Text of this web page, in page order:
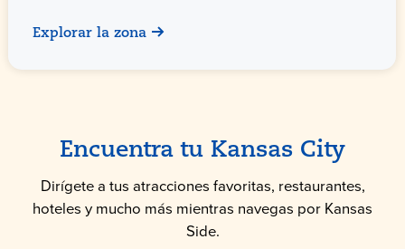
Explorar la zona
Encuentra tu Kansas City
Dirígete a tus atracciones favoritas, restaurantes,
hoteles y mucho más mientras navegas por Kansas
Side.